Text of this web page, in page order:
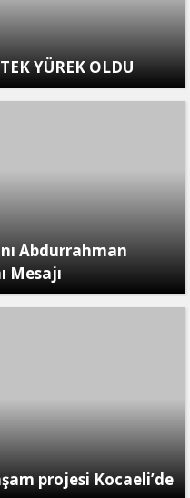
YÜREK OLDU
Abdurrahman
Mesajı
projesi Kocaeli’de